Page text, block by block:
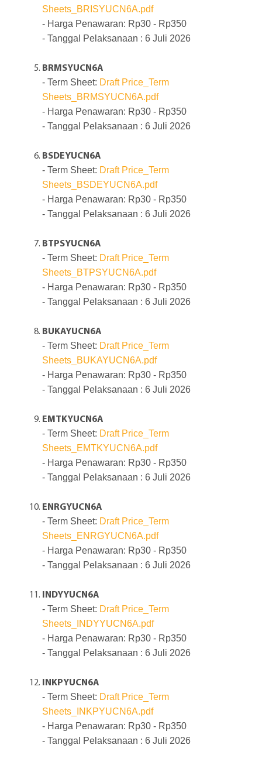
Sheets_BRISYUCN6A.pdf
- Harga Penawaran: Rp30 - Rp350
- Tanggal Pelaksanaan : 6 Juli 2026
BRMSYUCN6A
- Term Sheet: Draft Price_Term
Sheets_BRMSYUCN6A.pdf
- Harga Penawaran: Rp30 - Rp350
- Tanggal Pelaksanaan : 6 Juli 2026
BSDEYUCN6A
- Term Sheet: Draft Price_Term
Sheets_BSDEYUCN6A.pdf
- Harga Penawaran: Rp30 - Rp350
- Tanggal Pelaksanaan : 6 Juli 2026
BTPSYUCN6A
- Term Sheet: Draft Price_Term
Sheets_BTPSYUCN6A.pdf
- Harga Penawaran: Rp30 - Rp350
- Tanggal Pelaksanaan : 6 Juli 2026
BUKAYUCN6A
- Term Sheet: Draft Price_Term
Sheets_BUKAYUCN6A.pdf
- Harga Penawaran: Rp30 - Rp350
- Tanggal Pelaksanaan : 6 Juli 2026
EMTKYUCN6A
- Term Sheet: Draft Price_Term
Sheets_EMTKYUCN6A.pdf
- Harga Penawaran: Rp30 - Rp350
- Tanggal Pelaksanaan : 6 Juli 2026
ENRGYUCN6A
- Term Sheet: Draft Price_Term
Sheets_ENRGYUCN6A.pdf
- Harga Penawaran: Rp30 - Rp350
- Tanggal Pelaksanaan : 6 Juli 2026
INDYYUCN6A
- Term Sheet: Draft Price_Term
Sheets_INDYYUCN6A.pdf
- Harga Penawaran: Rp30 - Rp350
- Tanggal Pelaksanaan : 6 Juli 2026
INKPYUCN6A
- Term Sheet: Draft Price_Term
Sheets_INKPYUCN6A.pdf
- Harga Penawaran: Rp30 - Rp350
- Tanggal Pelaksanaan : 6 Juli 2026